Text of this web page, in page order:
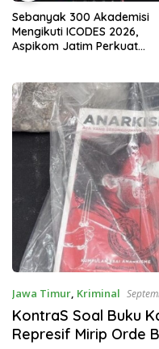
LIRA Desak
Kembalikan
Daerah 3T, Minta
Jawa Timur, Kriminal
KontraS Soal Buku
Represif Mirip Orde